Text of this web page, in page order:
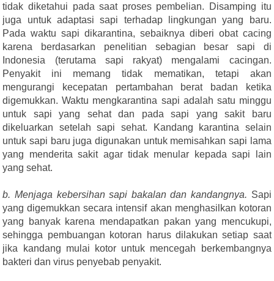
tidak diketahui pada saat proses pembelian. Disamping itu
juga untuk adaptasi sapi terhadap lingkungan yang baru.
Pada waktu sapi dikarantina, sebaiknya diberi obat cacing
karena berdasarkan penelitian sebagian besar sapi di
Indonesia (terutama sapi rakyat) mengalami cacingan.
Penyakit ini memang tidak mematikan, tetapi akan
mengurangi kecepatan pertambahan berat badan ketika
digemukkan. Waktu mengkarantina sapi adalah satu minggu
untuk sapi yang sehat dan pada sapi yang sakit baru
dikeluarkan setelah sapi sehat. Kandang karantina selain
untuk sapi baru juga digunakan untuk memisahkan sapi lama
yang menderita sakit agar tidak menular kepada sapi lain
yang sehat.
b. Menjaga kebersihan sapi bakalan dan kandangnya. Sapi
yang digemukkan secara intensif akan menghasilkan kotoran
yang banyak karena mendapatkan pakan yang mencukupi,
sehingga pembuangan kotoran harus dilakukan setiap saat
jika kandang mulai kotor untuk mencegah berkembangnya
bakteri dan virus penyebab penyakit.